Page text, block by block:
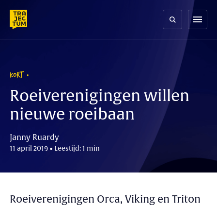
content
menu
KORT
Roeiverenigingen willen
nieuwe roeibaan
Janny Ruardy
11 april 2019 • Leestijd: 1 min
Roeiverenigingen Orca, Viking en Triton